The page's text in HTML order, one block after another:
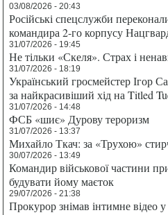
03/08/2026 - 20:43
Російські спецслужби
командира 2-го корпусу
31/07/2026 - 19:45
Не тільки «Скеля». Страх і
31/07/2026 - 18:19
Український гросмейстер Ігор
за найкрасивіший хід на Titled
31/07/2026 - 14:48
ФСБ «шиє» Дурову тероризм
31/07/2026 - 13:37
Михайло Ткач: за «Трухою»
30/07/2026 - 13:49
Командир військової частини
будувати йому маєток
29/07/2026 - 21:38
Прокурор знімав інтимне відео